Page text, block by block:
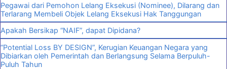
Pegawai dari Pemohon Lelang Eksekusi (Nominee), Dilarang dan
Terlarang Membeli Objek Lelang Eksekusi Hak Tanggungan
Apakah Bersikap “NAIF”, dapat Dipidana?
“Potential Loss BY DESIGN”, Kerugian Keuangan Negara yang
Dibiarkan oleh Pemerintah dan Berlangsung Selama Berpuluh-
Puluh Tahun